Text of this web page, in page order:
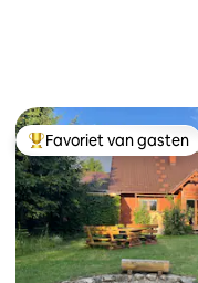
Topfavoriet van gasten
Favoriet van gasten